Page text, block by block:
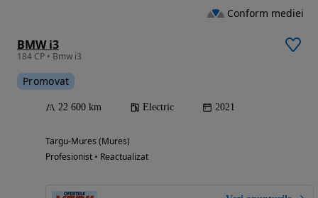
BMW i3
184 CP • Bmw i3
Promovat
22 600 km Electric 2021
Targu-Mures (Mures)
Profesionist • Reactualizat
Conform mediei